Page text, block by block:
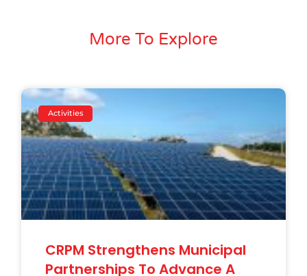
More To Explore
Activities
CRPM Strengthens Municipal
Partnerships To Advance A